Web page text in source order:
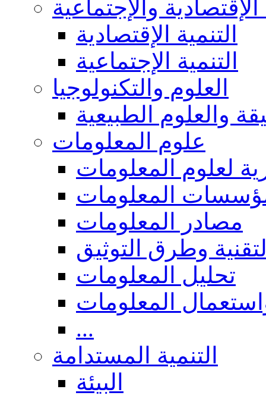
الإقتصادية والإجتماعية
التنمية الإقتصادية
التنمية الإجتماعية
العلوم والتكنولوجيا
والعلوم الطبيعية
علوم المعلومات
لعلوم المعلومات
المعلومات
مصادر المعلومات
وطرق التوثيق
تحليل المعلومات
المعلومات
...
التنمية المستدامة
البيئة